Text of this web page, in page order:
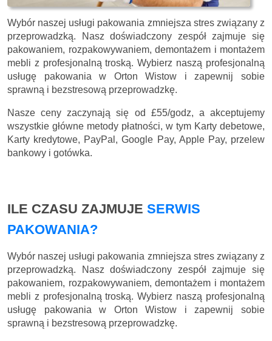
Wybór naszej usługi pakowania zmniejsza stres związany z
przeprowadzką. Nasz doświadczony zespół zajmuje się
pakowaniem, rozpakowywaniem, demontażem i montażem
mebli z profesjonalną troską. Wybierz naszą profesjonalną
usługę pakowania w Orton Wistow i zapewnij sobie
sprawną i bezstresową przeprowadzkę.
Nasze ceny zaczynają się od £55/godz, a akceptujemy
wszystkie główne metody płatności, w tym Karty debetowe,
Karty kredytowe, PayPal, Google Pay, Apple Pay, przelew
bankowy i gotówka.
ILE CZASU ZAJMUJE SERWIS
PAKOWANIA?
Wybór naszej usługi pakowania zmniejsza stres związany z
przeprowadzką. Nasz doświadczony zespół zajmuje się
pakowaniem, rozpakowywaniem, demontażem i montażem
mebli z profesjonalną troską. Wybierz naszą profesjonalną
usługę pakowania w Orton Wistow i zapewnij sobie
sprawną i bezstresową przeprowadzkę.